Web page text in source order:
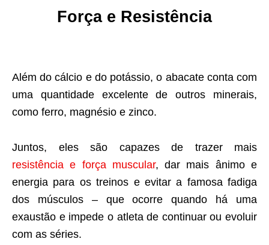
Força e Resistência
Além do cálcio e do potássio, o abacate conta com
uma quantidade excelente de outros minerais,
como ferro, magnésio e zinco.
Juntos, eles são capazes de trazer mais
resistência e força muscular, dar mais ânimo e
energia para os treinos e evitar a famosa fadiga
dos músculos – que ocorre quando há uma
exaustão e impede o atleta de continuar ou evoluir
com as séries.